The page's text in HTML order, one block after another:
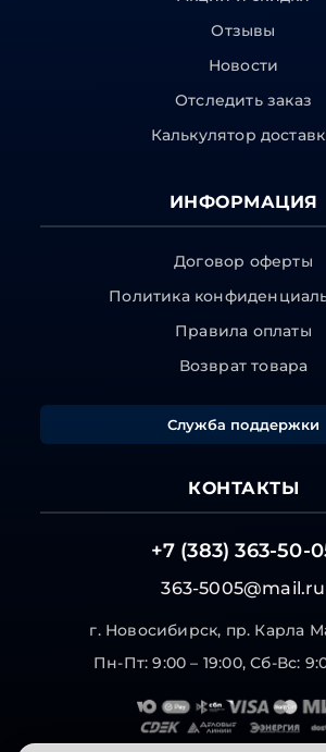
Отзывы
Новости
Отследить заказ
Калькулятор
ИНФОРМАЦИЯ
Договор оферты
Политика
Правила оплаты
Возврат товара
Служба поддержки
КОНТАКТЫ
+7 (383) 363-50-
363-5005@mail.ru
г. Новосибирск, пр. Карла
Пн-Пт: 9:00 – 19:00, Сб-Вс: